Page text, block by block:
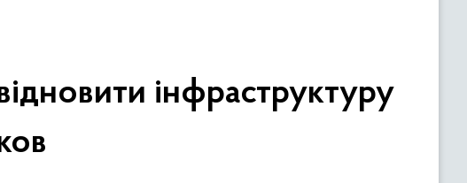
інфраструктуру